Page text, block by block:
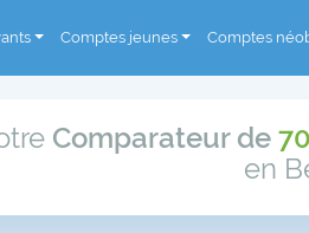
Comptes jeunes Comptes
Comparateur de 70
en